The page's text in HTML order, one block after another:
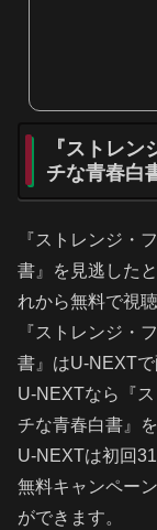
『ストレ
チな青春白
『ストレンジ・
書』を見逃した
れから無料で視
『ストレンジ・
書』はU-NEXTで
U-NEXTなら『
チな青春白書』
U-NEXTは初回
無料キャンペー
ができます。